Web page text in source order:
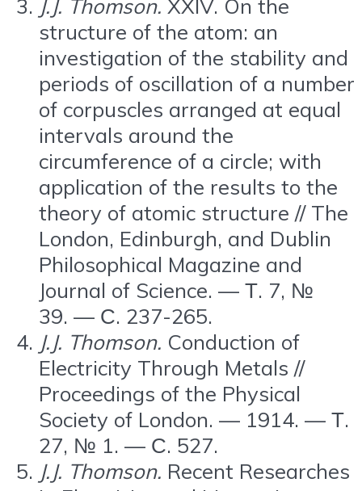
J.J. Thomson. XXIV. On the
structure of the atom: an
investigation of the stability and
periods of oscillation of a number
of corpuscles arranged at equal
intervals around the
circumference of a circle; with
application of the results to the
theory of atomic structure // The
London, Edinburgh, and Dublin
Philosophical Magazine and
Journal of Science. — Т. 7, №
39. — С. 237-265.
J.J. Thomson. Conduction of
Electricity Through Metals //
Proceedings of the Physical
Society of London. — 1914. — Т.
27, № 1. — С. 527.
J.J. Thomson. Recent Researches